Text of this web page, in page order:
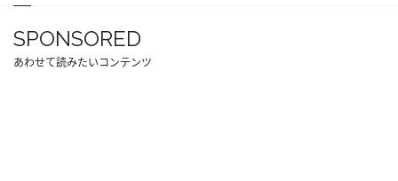
SPONSORED
あわせて読みたいコンテンツ